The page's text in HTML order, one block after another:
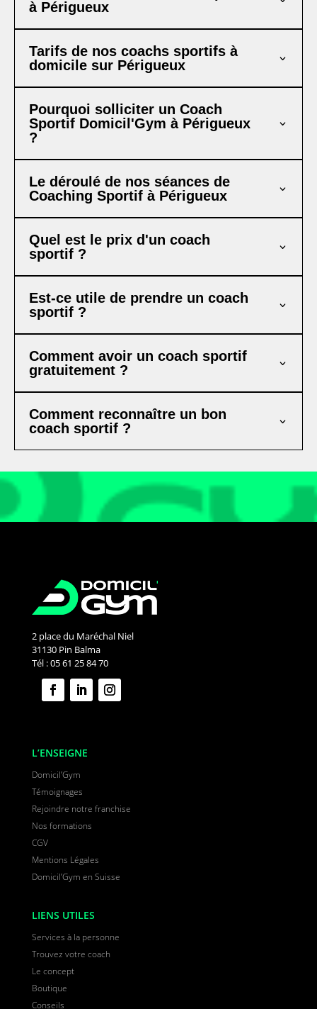
à Périgueux
Tarifs de nos coachs sportifs à
domicile sur Périgueux
Pourquoi solliciter un Coach
Sportif Domicil'Gym à Périgueux
?
Le déroulé de nos séances de
Coaching Sportif à Périgueux
Quel est le prix d'un coach
sportif ?
Est-ce utile de prendre un coach
sportif ?
Comment avoir un coach sportif
gratuitement ?
Comment reconnaître un bon
coach sportif ?
2 place du Maréchal Niel
31130 Pin Balma
Tél : 05 61 25 84 70
L’ENSEIGNE
Domicil’Gym
Témoignages
Rejoindre notre franchise
Nos formations
CGV
Mentions Légales
Domicil’Gym en Suisse
LIENS UTILES
Services à la personne
Trouvez votre coach
Le concept
Boutique
Conseils